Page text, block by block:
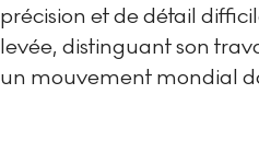
précision et de détail
levée, distinguant son
un mouvement mondial